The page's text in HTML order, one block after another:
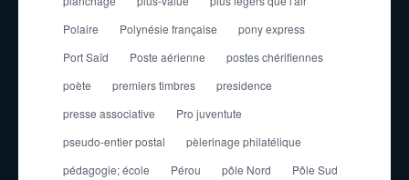
Polaire
Polynésie française
pony express
Port Saïd
Poste aérienne
postes chérifiennes
poète
premiers timbres
presidence
presse associative
Pro juventute
pseudo-entier postal
pèlerinage philatélique
pédagogie; école
Pérou pôle Nord
Pôle Sud